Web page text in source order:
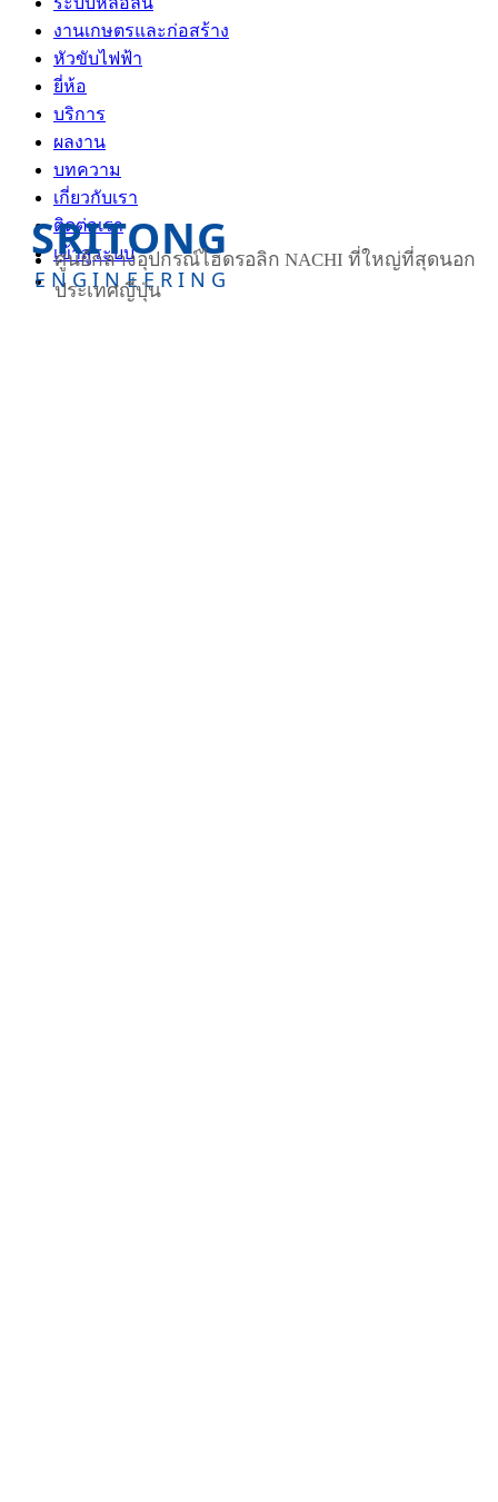
งานเกษตรและก่อสร้าง
หัวขับไฟฟ้า
ยี่ห้อ
บริการ
ผลงาน
บทความ
เกี่ยวกับเรา
ติดต่อเรา
เข้าสู่ระบบ
ENGINEERING
SRITONG
ศูนย์กลางอุปกรณ์ไฮดรอลิก NACHI ที่ใหญ่ที่สุดนอก
ประเทศญี่ปุ่น